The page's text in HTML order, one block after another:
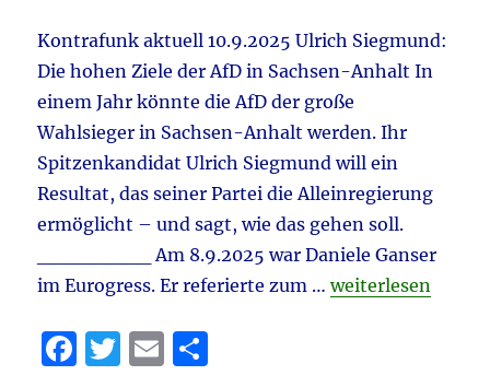
Merz
Brandmauer
&
Hamas
weiter“
&
Corona
Mehr
Krebs
Geimpften
Kontrafunk aktuell 10.9.2025 Ulrich Siegmund:
Die hohen Ziele der AfD in Sachsen-Anhalt In
einem Jahr könnte die AfD der große
Wahlsieger in Sachsen-Anhalt werden. Ihr
Spitzenkandidat Ulrich Siegmund will ein
Resultat, das seiner Partei die Alleinregierung
ermöglicht – und sagt, wie das gehen soll.
________ Am 8.9.2025 war Daniele Ganser
im Eurogress. Er referierte zum …„Tagebuch
weiterlesen
F
T
E